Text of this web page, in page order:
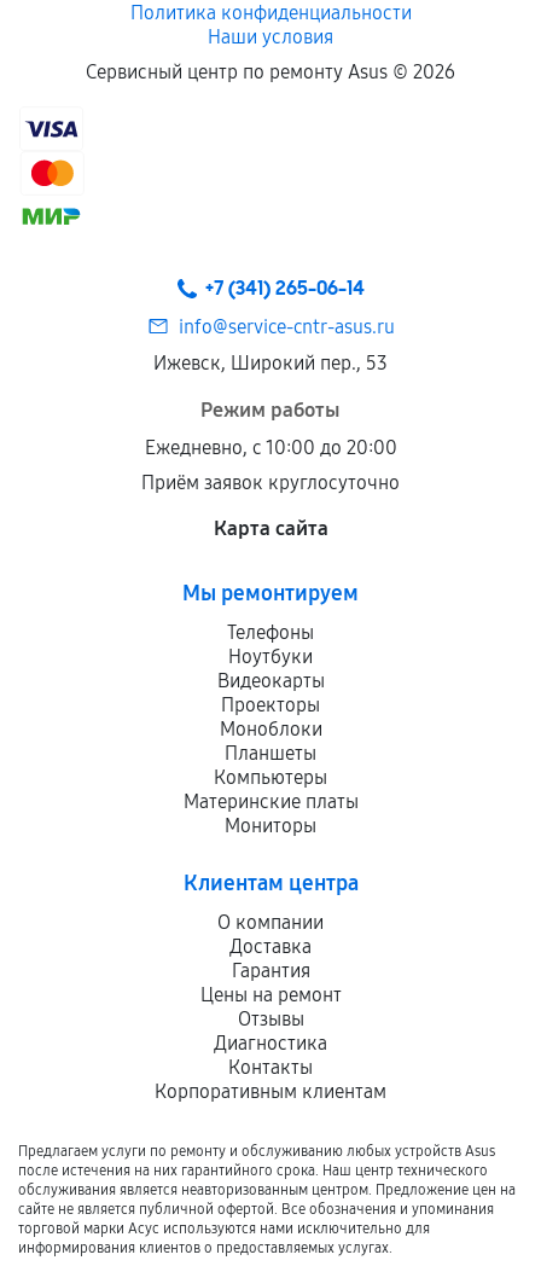
Политика конфиденциальности
Наши условия
Сервисный центр по ремонту Asus © 2026
+7 (341) 265-06-14
info@service-cntr-asus.ru
Ижевск, Широкий пер., 53
Режим работы
Ежедневно, с 10:00 до 20:00
Приём заявок круглосуточно
Карта сайта
Мы ремонтируем
Телефоны
Ноутбуки
Видеокарты
Проекторы
Моноблоки
Планшеты
Компьютеры
Материнские платы
Мониторы
Клиентам центра
О компании
Доставка
Гарантия
Цены на ремонт
Отзывы
Диагностика
Контакты
Корпоративным клиентам
Предлагаем услуги по ремонту и обслуживанию любых устройств Asus
после истечения на них гарантийного срока. Наш центр технического
обслуживания является неавторизованным центром. Предложение цен на
сайте не является публичной офертой. Все обозначения и упоминания
торговой марки Асус используются нами исключительно для
информирования клиентов о предоставляемых услугах.